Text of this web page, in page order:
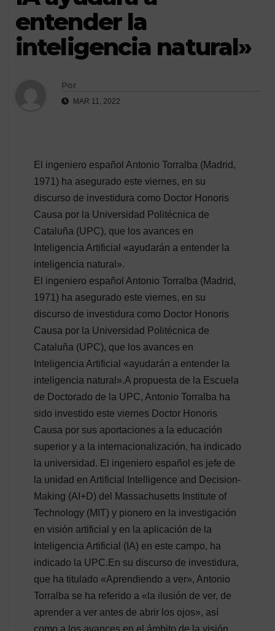
entender la
inteligencia natural»
Por
MAR 11, 2022
El ingeniero español Antonio Torralba (Madrid,
1971) ha asegurado este viernes, en su
discurso de investidura como Doctor Honoris
Causa por la Universidad Politécnica de
Cataluña (UPC), que los avances en
Inteligencia Artificial «ayudarán a entender la
inteligencia natural».
El ingeniero español Antonio Torralba (Madrid,
1971) ha asegurado este viernes, en su
discurso de investidura como Doctor Honoris
Causa por la Universidad Politécnica de
Cataluña (UPC), que los avances en
Inteligencia Artificial «ayudarán a entender la
inteligencia natural».A propuesta de la Escuela
de Doctorado de la UPC, Antonio Torralba ha
sido investido este viernes Doctor Honoris
Causa por sus aportaciones a la educación
superior y a la internacionalización, ha indicado
la universidad. El ingeniero español es jefe de
la unidad en Artificial Intelligence and Decision-
Making (AI+D) del Massachusetts Institute of
Technology (MIT) y pionero en la investigación
en visión artificial y en la aplicación de la
Inteligencia Artificial (IA) en este campo, ha
indicado la UPC.En su discurso de investidura,
que ha titulado «Aprendiendo a ver», Antonio
Torralba se ha referido a «la ilusión de ver, de
aprender a ver antes de abrir los ojos», así
como a los avances en el ámbito de la visión